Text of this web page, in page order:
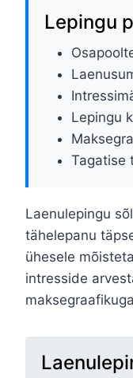
Lepingu
Lepingu
Tagatise
Laenulepingu
tähelepanu
ühesele
intresside